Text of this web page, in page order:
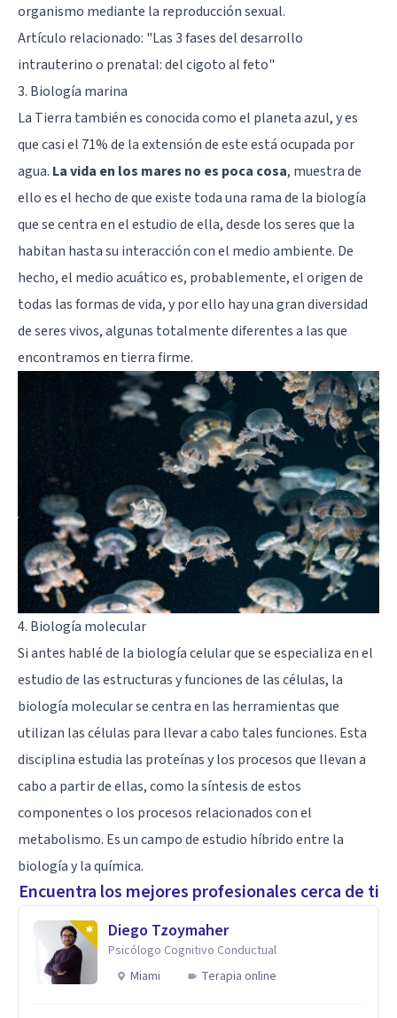
organismo mediante la reproducción sexual.
Artículo relacionado: "Las 3 fases del desarrollo
intrauterino o prenatal: del cigoto al feto"
3. Biología marina
La Tierra también es conocida como el planeta azul, y es
que casi el 71% de la extensión de este está ocupada por
agua. La vida en los mares no es poca cosa, muestra de
ello es el hecho de que existe toda una rama de la biología
que se centra en el estudio de ella, desde los seres que la
habitan hasta su interacción con el medio ambiente. De
hecho, el medio acuático es, probablemente, el origen de
todas las formas de vida, y por ello hay una gran diversidad
de seres vivos, algunas totalmente diferentes a las que
encontramos en tierra firme.
4. Biología molecular
Si antes hablé de la biología celular que se especializa en el
estudio de las estructuras y funciones de las células, la
biología molecular se centra en las herramientas que
utilizan las células para llevar a cabo tales funciones. Esta
disciplina estudia las proteínas y los procesos que llevan a
cabo a partir de ellas, como la síntesis de estos
componentes o los procesos relacionados con el
metabolismo. Es un campo de estudio híbrido entre la
biología y la química.
Encuentra los mejores profesionales cerca de ti
Diego Tzoymaher
Psicólogo Cognitivo Conductual
Miami
Terapia online